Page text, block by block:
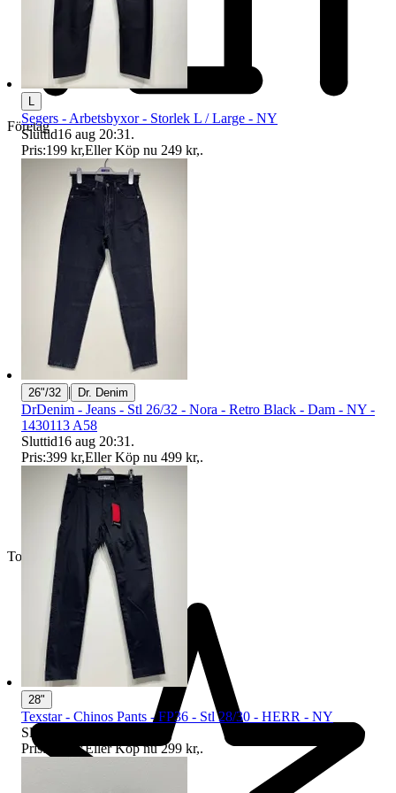
Företag
Toppsäljare
Segers - Arbetsbyxor - Storlek L / Large - NY
Sluttid16 aug 20:31 .
Pris:199 kr,Eller Köp nu 249 kr,.
26"/32 | Dr. Denim
DrDenim - Jeans - Stl 26/32 - Nora - Retro Black - Dam - NY -
1430113 A58
Sluttid16 aug 20:31 .
Pris:399 kr,Eller Köp nu 499 kr,.
28"
Texstar - Chinos Pants - FP36 - Stl 28/30 - HERR - NY
Sluttid
Pris:
249 kr,Eller Köp nu 299 kr,.